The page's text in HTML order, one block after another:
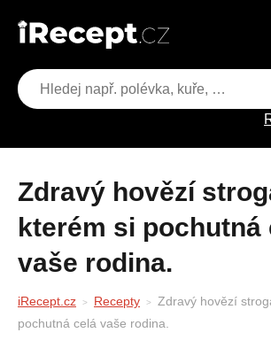
Zdravý hovězí stroganov, na
kterém si pochutná
vaše rodina.
iRecept.cz Recepty
Zdravý hovězí
pochutná celá vaše rodina.